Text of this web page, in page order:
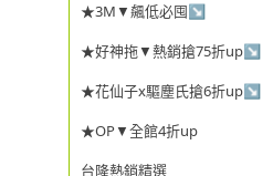
★3M▼飆低必囤↘
★好神拖▼熱銷搶75折up↘
★花仙子x驅塵氏搶6折up↘
★OP▼全館4折up
台隆熱銷精選